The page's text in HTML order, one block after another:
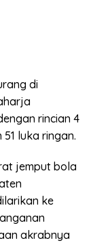
di
rincian 4
luka ringan.
jemput bola
ke
akrabnya